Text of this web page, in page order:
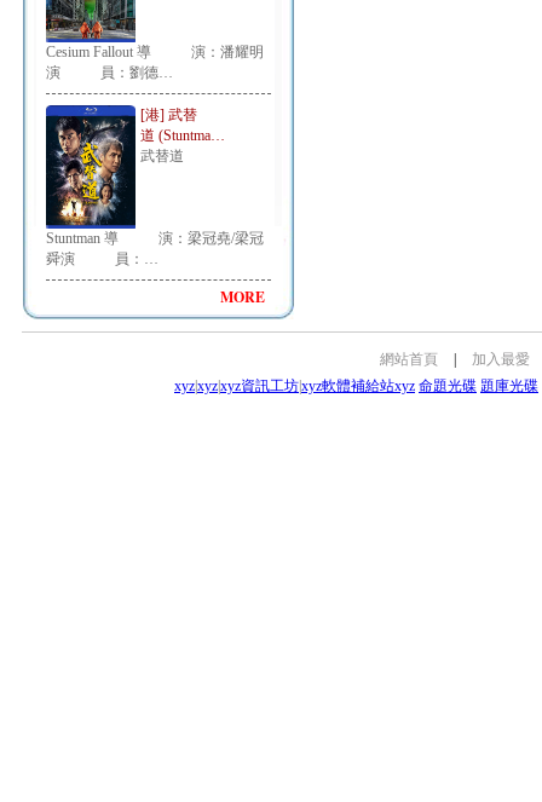
Cesium Fallout 導 演：潘耀明
演 員：劉德…
[港] 武替
道 (Stuntma…
武替道
Stuntman 導 演：梁冠堯/梁冠
舜演 員：…
MORE
網站首頁
加入最愛
xyzxyzxyz資訊工坊xyz軟體補給站xyz 命題光碟 題庫光碟